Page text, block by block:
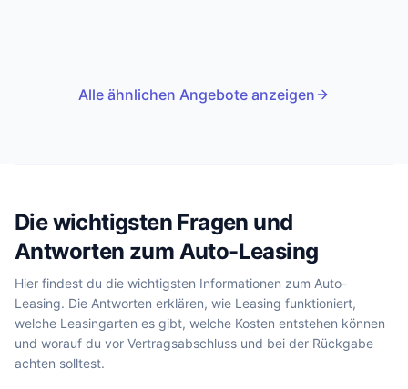
Alle ähnlichen Angebote anzeigen
Die wichtigsten Fragen und
Antworten zum Auto-Leasing
Hier findest du die wichtigsten Informationen zum Auto-
Leasing. Die Antworten erklären, wie Leasing funktioniert,
welche Leasingarten es gibt, welche Kosten entstehen können
und worauf du vor Vertragsabschluss und bei der Rückgabe
achten solltest.